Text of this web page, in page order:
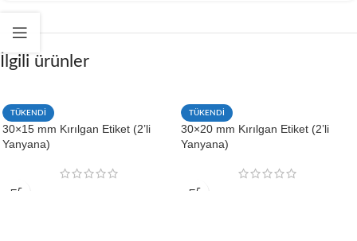
İlgili ürünler
TÜKENDİ
30×15 mm Kırılgan Etiket (2’li
Yanyana)
TÜKENDİ
30×20 mm Kırılgan Etiket (2’li
Yanyana)